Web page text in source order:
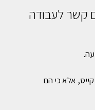
קשר לעבודה
אלא כי הם